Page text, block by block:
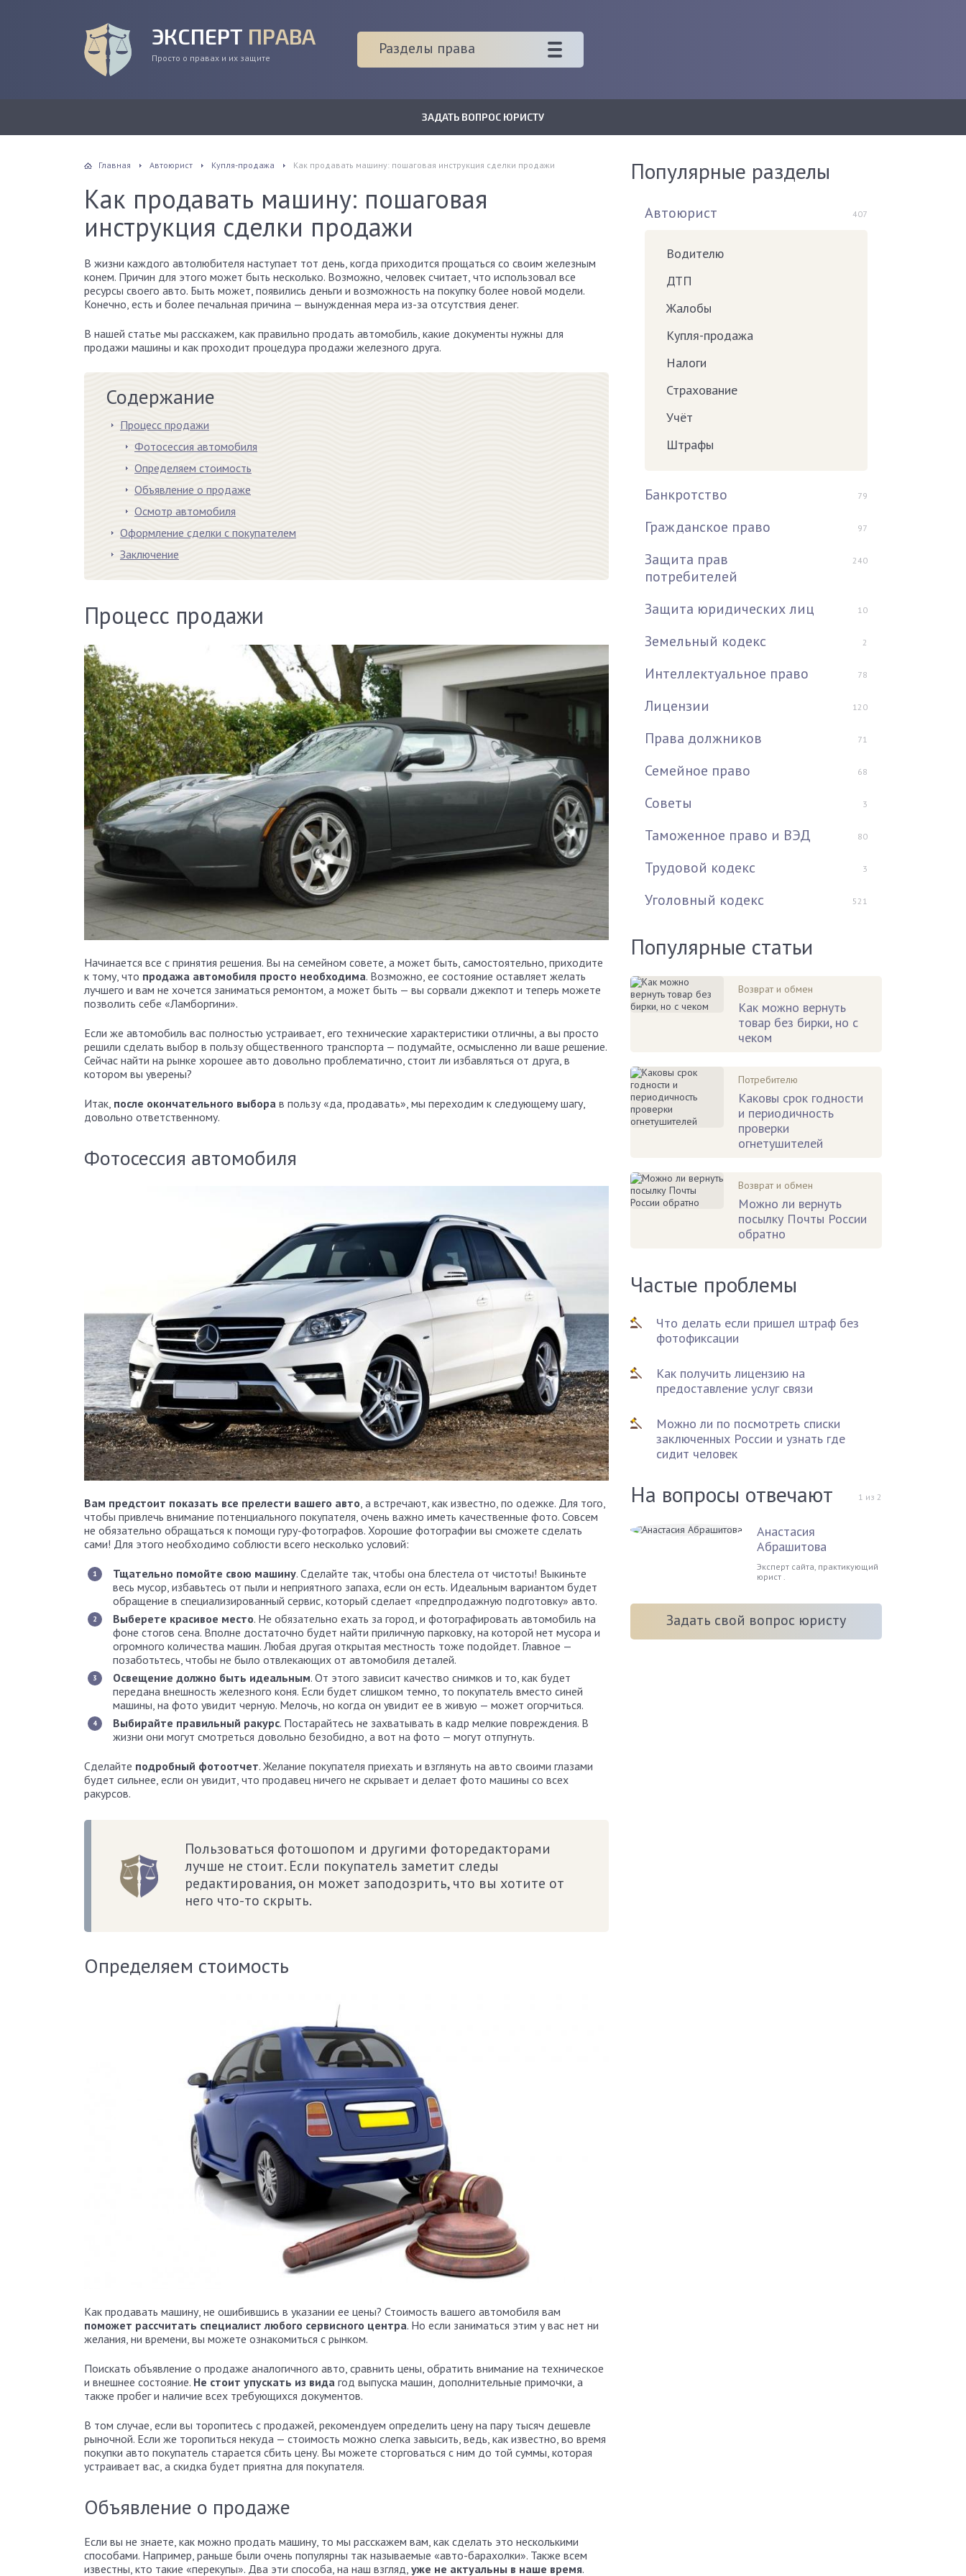
ЭКСПЕРТ ПРАВА
Просто о правах и их защите
Разделы права
ЗАДАТЬ ВОПРОС ЮРИСТУ
Главная Автоюрист Купля-продажа Как продавать машину: пошаговая инструкция сделки продажи
Как продавать машину: пошаговая
инструкция сделки продажи
В жизни каждого автолюбителя наступает тот день, когда приходится прощаться со своим железным
конем. Причин для этого может быть несколько. Возможно, человек считает, что использовал все
ресурсы своего авто. Быть может, появились деньги и возможность на покупку более новой модели.
Конечно, есть и более печальная причина — вынужденная мера из-за отсутствия денег.
В нашей статье мы расскажем, как правильно продать автомобиль, какие документы нужны для
продажи машины и как проходит процедура продажи железного друга.
Содержание
Процесс продажи
Фотосессия автомобиля
Определяем стоимость
Объявление о продаже
Осмотр автомобиля
Оформление сделки с покупателем
Заключение
Процесс продажи
Начинается все с принятия решения. Вы на семейном совете, а может быть, самостоятельно, приходите
к тому, что продажа автомобиля просто необходима. Возможно, ее состояние оставляет желать
лучшего и вам не хочется заниматься ремонтом, а может быть — вы сорвали джекпот и теперь можете
позволить себе «Ламборгини».
Если же автомобиль вас полностью устраивает, его технические характеристики отличны, а вы просто
решили сделать выбор в пользу общественного транспорта — подумайте, осмысленно ли ваше решение.
Сейчас найти на рынке хорошее авто довольно проблематично, стоит ли избавляться от друга, в
котором вы уверены?
Итак, после окончательного выбора в пользу «да, продавать», мы переходим к следующему шагу,
довольно ответственному.
Фотосессия автомобиля
Вам предстоит показать все прелести вашего авто, а встречают, как известно, по одежке. Для того,
чтобы привлечь внимание потенциального покупателя, очень важно иметь качественные фото. Совсем
не обязательно обращаться к помощи гуру-фотографов. Хорошие фотографии вы сможете сделать
сами! Для этого необходимо соблюсти всего несколько условий:
Тщательно помойте свою машину. Сделайте так, чтобы она блестела от чистоты! Выкиньте
весь мусор, избавьтесь от пыли и неприятного запаха, если он есть. Идеальным вариантом будет
обращение в специализированный сервис, который сделает «предпродажную подготовку» авто.
Выберете красивое место. Не обязательно ехать за город, и фотографировать автомобиль на
фоне стогов сена. Вполне достаточно будет найти приличную парковку, на которой нет мусора и
огромного количества машин. Любая другая открытая местность тоже подойдет. Главное —
позаботьтесь, чтобы не было отвлекающих от автомобиля деталей.
Освещение должно быть идеальным. От этого зависит качество снимков и то, как будет
передана внешность железного коня. Если будет слишком темно, то покупатель вместо синей
машины, на фото увидит черную. Мелочь, но когда он увидит ее в живую — может огорчиться.
Выбирайте правильный ракурс. Постарайтесь не захватывать в кадр мелкие повреждения. В
жизни они могут смотреться довольно безобидно, а вот на фото — могут отпугнуть.
Сделайте подробный фотоотчет. Желание покупателя приехать и взглянуть на авто своими глазами
будет сильнее, если он увидит, что продавец ничего не скрывает и делает фото машины со всех
ракурсов.
Пользоваться фотошопом и другими фоторедакторами
лучше не стоит. Если покупатель заметит следы
редактирования, он может заподозрить, что вы хотите от
него что-то скрыть.
Определяем стоимость
Как продавать машину, не ошибившись в указании ее цены? Стоимость вашего автомобиля вам
поможет рассчитать специалист любого сервисного центра. Но если заниматься этим у вас нет ни
желания, ни времени, вы можете ознакомиться с рынком.
Поискать объявление о продаже аналогичного авто, сравнить цены, обратить внимание на техническое
и внешнее состояние. Не стоит упускать из вида год выпуска машин, дополнительные примочки, а
также пробег и наличие всех требующихся документов.
В том случае, если вы торопитесь с продажей, рекомендуем определить цену на пару тысяч дешевле
рыночной. Если же торопиться некуда — стоимость можно слегка завысить, ведь, как известно, во время
покупки авто покупатель старается сбить цену. Вы можете сторговаться с ним до той суммы, которая
устраивает вас, а скидка будет приятна для покупателя.
Объявление о продаже
Если вы не знаете, как можно продать машину, то мы расскажем вам, как сделать это несколькими
способами. Например, раньше были очень популярны так называемые «авто-барахолки». Также всем
известны, кто такие «перекупы». Два эти способа, на наш взгляд, уже не актуальны в наше время.
Популярные разделы
Автоюрист 407
Водителю
ДТП
Жалобы
Купля-продажа
Налоги
Страхование
Учёт
Штрафы
Банкротство 79
Гражданское право 97
Защита прав
потребителей
240
Защита юридических лиц 10
Земельный кодекс 2
Интеллектуальное право 78
Лицензии 120
Права должников 71
Семейное право 68
Советы 3
Таможенное право и ВЭД 80
Трудовой кодекс 3
Уголовный кодекс 521
Популярные статьи
Возврат и обмен
Как можно вернуть
товар без бирки, но с
чеком
Потребителю
Каковы срок годности
и периодичность
проверки
огнетушителей
Возврат и обмен
Можно ли вернуть
посылку Почты России
обратно
Частые проблемы
Что делать если пришел штраф без
фотофиксации
Как получить лицензию на
предоставление услуг связи
Можно ли по посмотреть списки
заключенных России и узнать где
сидит человек
На вопросы отвечают 1 из 2
Алена Демидова
Анастасия
Абрашитова
Эксперт сайта, практикующий
юрист .
Задать свой вопрос юристу